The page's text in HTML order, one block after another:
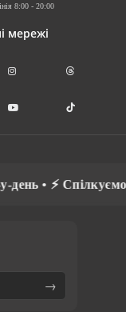
8:00 - 20:00
мережі
рідною мовою •
→